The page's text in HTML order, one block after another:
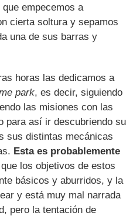
empecemos a
cierta soltura y sepamos
una de sus barras y
horas las dedicamos a
park, es decir, siguiendo
las misiones con las
para así ir descubriendo su
sus distintas mecánicas
Esta es probablemente
los objetivos de estos
básicos y aburridos, y la
y está muy mal narrada
pero la tentación de